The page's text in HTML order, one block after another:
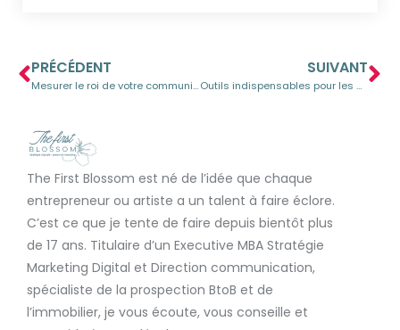
PRÉCÉDENT
Mesurer le roi de votre community management en 2024 : conseils et meilleures pratiques
SUIVANT
Outils indispensables pour les community managers en 2024
The First Blossom est né de l’idée que chaque
entrepreneur ou artiste a un talent à faire éclore.
C’est ce que je tente de faire depuis bientôt plus
de 17 ans. Titulaire d’un Executive MBA Stratégie
Marketing Digital et Direction communication,
spécialiste de la prospection BtoB et de
l’immobilier, je vous écoute, vous conseille et